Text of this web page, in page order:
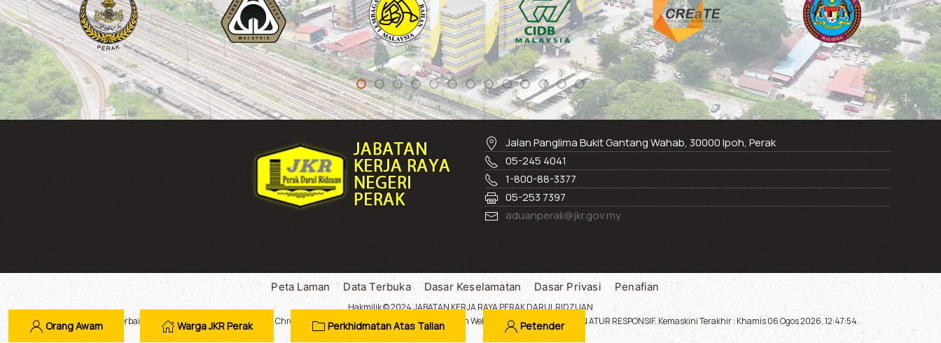
Orang Awam Warga JKR Perak Perkhidmatan Atas Talian Petender
Jalan Panglima Bukit Gantang Wahab, 30000 Ipoh, Perak
05-245 4041
1-800-88-3377
05-253 7397
aduanperak@jkr.gov.my
Peta Laman Data Terbuka Dasar Keselamatan Dasar Privasi Penafian
Hakmilik © 2024 JABATAN KERJA RAYA PERAK DARUL RIDZUAN
Paparan terbaik melalui Mozilla Firefox dan Google Chrome dengan resolusi 1024 x 768 ke atas.Laman Web ini menggunakan SUSUN ATUR RESPONSIF. Kemaskini Terakhir : Khamis 06 Ogos 2026, 12:47:54.